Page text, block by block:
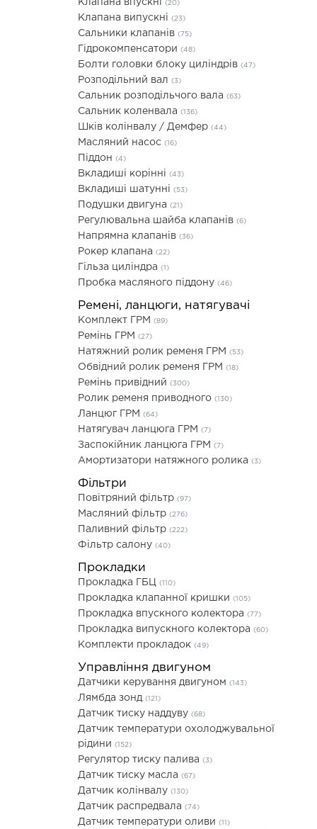
Клапана впускні (20)
Клапана випускні (23)
Сальники клапанів (75)
Гідрокомпенсатори (48)
Болти головки блоку циліндрів (47)
Розподільний вал (3)
Сальник розподільчого вала (63)
Сальник коленвала (136)
Шків колінвалу / Демфер (44)
Масляний насос (16)
Піддон (4)
Вкладиші корінні (43)
Вкладиші шатунні (53)
Подушки двигуна (21)
Регулювальна шайба клапанів (6)
Напрямна клапанів (36)
Рокер клапана (22)
Гільза циліндра (1)
Пробка масляного піддону (46)
Ремені, ланцюги, натягувачі
Комплект ГРМ (89)
Ремінь ГРМ (27)
Натяжний ролик ременя ГРМ (53)
Обвідний ролик ременя ГРМ (18)
Ремінь привідний (300)
Ролик ременя приводного (130)
Ланцюг ГРМ (64)
Натягувач ланцюга ГРМ (7)
Заспокійник ланцюга ГРМ (7)
Амортизатори натяжного ролика (3)
Фільтри
Повітряний фільтр (97)
Масляний фільтр (276)
Паливний фільтр (222)
Фільтр салону (40)
Прокладки
Прокладка ГБЦ (110)
Прокладка клапанної кришки (105)
Прокладка впускного колектора (77)
Прокладка випускного колектора (60)
Комплекти прокладок (49)
Управління двигуном
Датчики керування двигуном (143)
Лямбда зонд (121)
Датчик тиску наддуву (68)
Датчик температури охолоджувальної
рідини (152)
Регулятор тиску палива (3)
Датчик тиску масла (67)
Датчик колінвалу (130)
Датчик распредвала (74)
Датчик температури оливи (11)